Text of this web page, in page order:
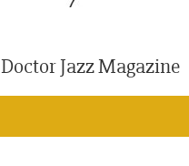
Doctor Jazz Magazine